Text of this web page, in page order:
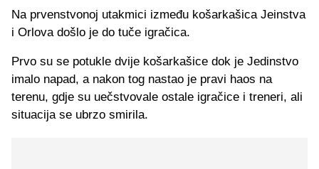
Na prvenstvonoj utakmici između košarkašica Jeinstva
i Orlova došlo je do tuče igračica.
Prvo su se potukle dvije košarkašice dok je Jedinstvo
imalo napad, a nakon tog nastao je pravi haos na
terenu, gdje su uečstvovale ostale igračice i treneri, ali
situacija se ubrzo smirila.